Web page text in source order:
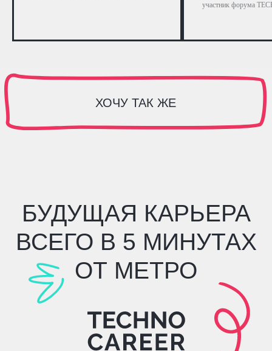
участник форума